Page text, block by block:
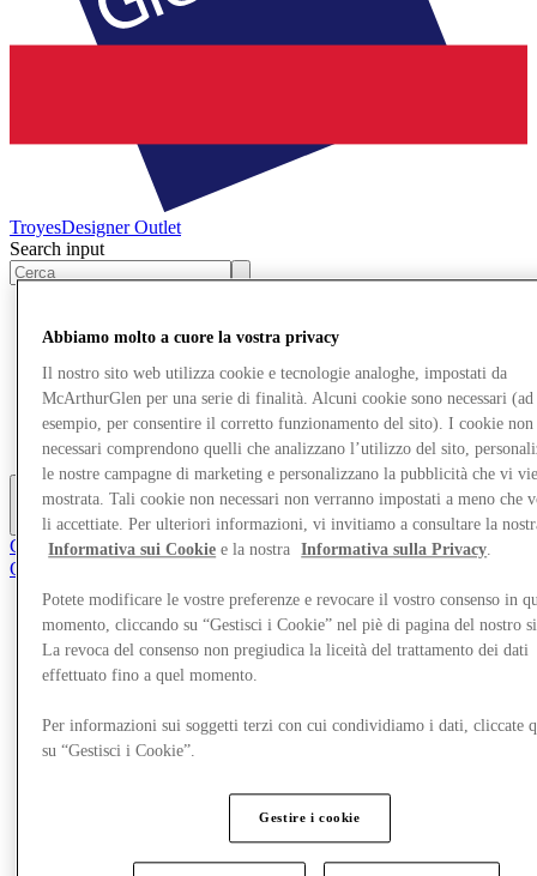
TroyesDesigner Outlet
Search input
Negozi
Cosa c'è
Mangia e Bevi
Gift Card
Servizi
Altro
Club
Oggetti salvati
Offerte
Negozi
Pianifica la tua visita
Mangia e Bevi
Gift Card
Servizi
Abbiamo molto a cuore la vostra privacy
Il nostro sito web utilizza cookie e tecnologie analoghe, impostati da
McArthurGlen per una serie di finalità. Alcuni cookie sono necessari (ad
esempio, per consentire il corretto funzionamento del sito). I cookie non
necessari comprendono quelli che analizzano l’utilizzo del sito,
le nostre campagne di marketing e personalizzano la pubblicità che vi
mostrata. Tali cookie non necessari non verranno impostati a meno che
li accettiate. Per ulteriori informazioni, vi invitiamo a consultare la
Informativa sui Cookie e la nostra Informativa sulla Privacy
Potete modificare le vostre preferenze e revocare il vostro consenso in
momento, cliccando su “Gestisci i Cookie” nel piè di pagina del nostro
La revoca del consenso non pregiudica la liceità del trattamento dei dati
effettuato fino a quel momento.
Per informazioni sui soggetti terzi con cui condividiamo i dati, cliccate
su “Gestisci i Cookie”.
Gestire i cookie